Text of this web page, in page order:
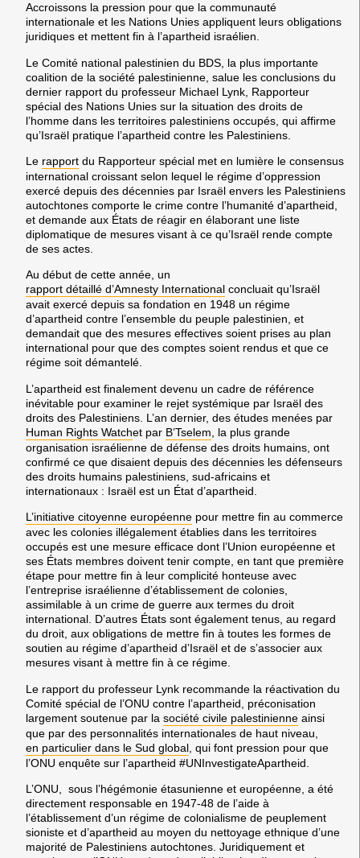
Accroissons la pression pour que la communauté
internationale et les Nations Unies appliquent leurs obligations
juridiques et mettent fin à l’apartheid israélien.
Le Comité national palestinien du BDS, la plus importante
coalition de la société palestinienne, salue les conclusions du
dernier rapport du professeur Michael Lynk, Rapporteur
spécial des Nations Unies sur la situation des droits de
l’homme dans les territoires palestiniens occupés, qui affirme
qu’Israël pratique l’apartheid contre les Palestiniens.
Le rapport du Rapporteur spécial met en lumière le consensus
international croissant selon lequel le régime d’oppression
exercé depuis des décennies par Israël envers les Palestiniens
autochtones comporte le crime contre l’humanité d’apartheid,
et demande aux États de réagir en élaborant une liste
diplomatique de mesures visant à ce qu’Israël rende compte
de ses actes.
Au début de cette année, un
rapport détaillé d’Amnesty International concluait qu’Israël
avait exercé depuis sa fondation en 1948 un régime
d’apartheid contre l’ensemble du peuple palestinien, et
demandait que des mesures effectives soient prises au plan
international pour que des comptes soient rendus et que ce
régime soit démantelé.
L’apartheid est finalement devenu un cadre de référence
inévitable pour examiner le rejet systémique par Israël des
droits des Palestiniens. L’an dernier, des études menées par
Human Rights Watchet par B’Tselem , la plus grande
organisation israélienne de défense des droits humains, ont
confirmé ce que disaient depuis des décennies les défenseurs
des droits humains palestiniens, sud-africains et
internationaux : Israël est un État d’apartheid.
L’initiative citoyenne européenne pour mettre fin au commerce
avec les colonies illégalement établies dans les territoires
occupés est une mesure efficace dont l’Union européenne et
ses États membres doivent tenir compte, en tant que première
étape pour mettre fin à leur complicité honteuse avec
l’entreprise israélienne d’établissement de colonies,
assimilable à un crime de guerre aux termes du droit
international. D’autres États sont également tenus, au regard
du droit, aux obligations de mettre fin à toutes les formes de
soutien au régime d’apartheid d’Israël et de s’associer aux
mesures visant à mettre fin à ce régime.
Le rapport du professeur Lynk recommande la réactivation du
Comité spécial de l’ONU contre l’apartheid,
préconisation
largement soutenue par la société civile palestinienne ainsi
que par des personnalités internationales de haut niveau,
en particulier dans le Sud global , qui font pression pour que
l’ONU enquête sur l’apartheid #UNInvestigateApartheid.
L’ONU, sous l’hégémonie étasunienne et européenne, a été
directement responsable en 1947-48 de l’aide à
l’établissement d’un régime de colonialisme de peuplement
sioniste et d’apartheid au moyen du nettoyage ethnique d’une
majorité de Palestiniens autochtones. Juridiquement et